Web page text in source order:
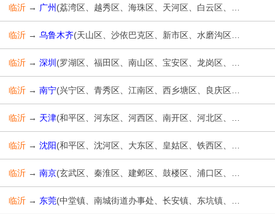
临沂 → 广州 (荔湾区、越秀区、海珠区、天河区、白云区、黄埔区、番禺区、花都区、南沙区、从化区、增城区)
临沂 →乌鲁木齐(天山区、沙依巴克区、新市区、水磨沟区、头屯河区、达坂城区、米东区、乌鲁木齐县)
临沂 →深圳 (罗湖区、福田区、南山区、宝安区、龙岗区、盐田区、龙华区、坪山区、光明区)
临沂 →南宁(兴宁区、青秀区、江南区、西乡塘区、良庆区、邕宁区、武鸣区、隆安县、马山县、上林县、宾阳县、横县)
临沂 → 天津(和平区、河东区、河西区、南开区、河北区、红桥区、东丽区、西青区、津南区、北辰区、武清区、宝坻区、滨海新区、宁河区、静海区、蓟州区)
临沂 →沈阳(和平区、沈河区、大东区、皇姑区、铁西区、苏家屯区、浑南区、沈北新区、于洪区、辽中区、康平县、法库县、新民市、经济技术开发区)
临沂 →南京(玄武区、秦淮区、建邺区、鼓楼区、浦口区、栖霞区、雨花台区、江宁区、六合区、溧水区、高淳区)
临沂 → 东莞(中堂镇、南城街道办事处、长安镇、东坑镇、樟木头镇、莞城街道办事处、石龙镇、桥头镇、万江街道办事处、麻涌镇、虎门镇、谢岗镇、石碣镇、茶山镇、东城街道办事处、洪梅镇、道滘镇、高埗镇、企石镇、凤岗镇、大岭山镇、松山湖管委会、清溪镇、望牛墩镇、厚街镇、常平镇、寮步镇、石排镇、横沥镇、塘厦镇、黄江镇、大朗镇、东莞港、东莞生态园、沙田镇)